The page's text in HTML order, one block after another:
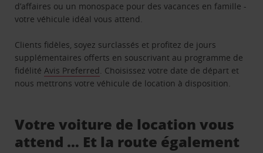
d’affaires ou un monospace pour des vacances en famille -
votre véhicule idéal vous attend.
Clients fidèles, soyez surclassés et profitez de jours
supplémentaires offerts en souscrivant au programme de
fidélitéAvis Preferred. Choisissez votre date de départ et
nous mettrons votre véhicule de location à disposition.
Votre voiture de location vous
attend … Et la route également